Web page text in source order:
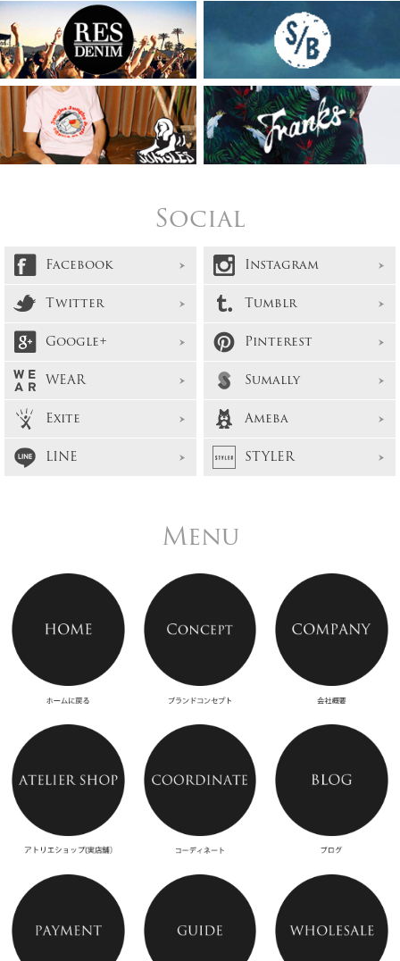
Social
Facebook
Instagram
Twitter
Tumblr
Google+
Pinterest
WEAR
Sumally
Exite
Ameba
LINE
STYLER
Menu